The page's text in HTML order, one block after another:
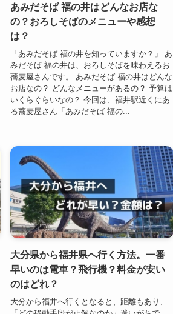
あみだそば 福の井はどんなお店な
の？おろしそばのメニューや感想
は？
「あみだそば 福の井を知っていますか？」 あ
みだそば 福の井は、おろしそばを味わえるお
蕎麦屋さんです。 あみだそば 福の井はどんな
お店なの？ どんなメニューがあるの？ 予算は
いくらぐらいなの？ 今回は、福井駅近くにあ
る蕎麦屋さん「あみだそば 福の...
大分県から福井県へ行く方法。一番
早いのは電車？飛行機？料金が安い
のはどれ？
大分から福井へ行くとなると、距離もあり、